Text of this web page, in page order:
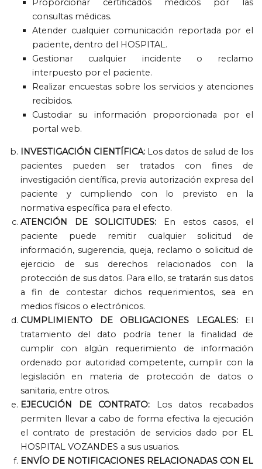
Proporcionar certificados médicos por las
consultas médicas.
Atender cualquier comunicación reportada por el
paciente, dentro del HOSPITAL.
Gestionar cualquier incidente o reclamo
interpuesto por el paciente.
Realizar encuestas sobre los servicios y atenciones
recibidos.
Custodiar su información proporcionada por el
portal web.
INVESTIGACIÓN CIENTÍFICA: Los datos de salud de los
pacientes pueden ser tratados con fines de
investigación científica, previa autorización expresa del
paciente y cumpliendo con lo previsto en la
normativa específica para el efecto.
ATENCIÓN DE SOLICITUDES: En estos casos, el
paciente puede remitir cualquier solicitud de
información, sugerencia, queja, reclamo o solicitud de
ejercicio de sus derechos relacionados con la
protección de sus datos. Para ello, se tratarán sus datos
a fin de contestar dichos requerimientos, sea en
medios físicos o electrónicos.
CUMPLIMIENTO DE OBLIGACIONES LEGALES:
El
tratamiento del dato podría tener la finalidad de
cumplir con algún requerimiento de información
ordenado por autoridad competente, cumplir con la
legislación en materia de protección de datos o
sanitaria, entre otros.
EJECUCIÓN DE CONTRATO:
Los datos recabados
permiten llevar a cabo de forma efectiva la ejecución
el contrato de prestación de servicios dado por EL
HOSPITAL VOZANDES a sus usuarios.
ENVÍO DE NOTIFICACIONES RELACIONADAS CON EL